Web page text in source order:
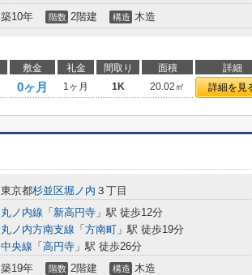
築10年 階数 2階建 構造 木造
敷金 礼金 間取り 面積 詳細
0ヶ月 1ヶ月 1K 20.02㎡ 詳細を見
東京都杉並区堀ノ内 ３丁目
丸ノ内線 「 新高円寺 」駅 徒歩12分
丸ノ内方南支線 「 方南町 」駅 徒歩19分
中央線 「 高円寺 」駅 徒歩26分
築19年 階数 2階建 構造 木造